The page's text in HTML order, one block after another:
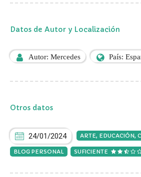
Datos de Autor y Localización
Autor: Mercedes País:
Otros datos
24/01/2024 ARTE, EDUCACIÓN,
BLOG PERSONAL SUFICIENTE